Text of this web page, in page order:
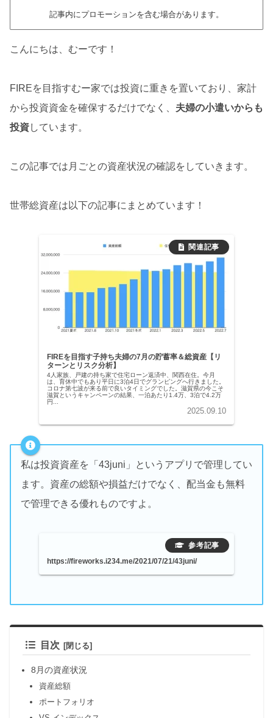
記事内にプロモーションを含む場合があります。
こんにちは、むーです！
FIREを目指すむー家では投資に重きを置いており、家計
から投資資金を確保するだけでなく、 夫婦の小遣いからも
投資しています。
この記事では月ごとの資産状況の確認をしていきます。
世帯総資産は以下の記事にまとめています！
FIREを目指す子持ち夫婦の7月の貯蓄率＆総資産【リ
ターンとリスク分析】
4人家族、戸建の持ち家で住宅ローン返済中、関西在住。今月
は、育休中でもあり平日に3泊4日でグランピングへ行きました。
コロナ第七波が来る前で良いタイミングでした。滋賀県の今こそ
滋賀というキャンペーンの結果、一泊あたり1.4万、3泊で4.2万
円...
2025.09.10
私は投資資産を「43juni」というアプリで管理してい
ます。資産の総額や損益だけでなく、配当金も無料
で管理できる優れものですよ。
https://fireworks.i234.me/2021/07/21/43juni/
目次
8月の資産状況
資産総額
ポートフォリオ